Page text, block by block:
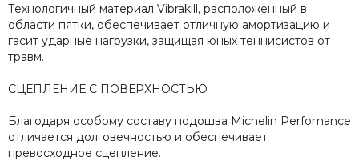
Технологичный материал Vibrakill, расположенный в
области пятки, обеспечивает отличную амортизацию и
гасит ударные нагрузки, защищая юных теннисистов от
травм.
СЦЕПЛЕНИЕ С ПОВЕРХНОСТЬЮ
Благодаря особому составу подошва Michelin Perfomance
отличается долговечностью и обеспечивает
превосходное сцепление.